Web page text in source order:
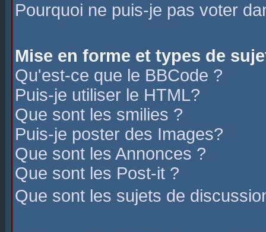
Pourquoi ne puis-je pas voter
Mise en forme et types de
Qu'est-ce que le BBCode ?
Puis-je utiliser le HTML?
Que sont les smilies ?
Puis-je poster des Images?
Que sont les Annonces ?
Que sont les Post-it ?
Que sont les sujets de